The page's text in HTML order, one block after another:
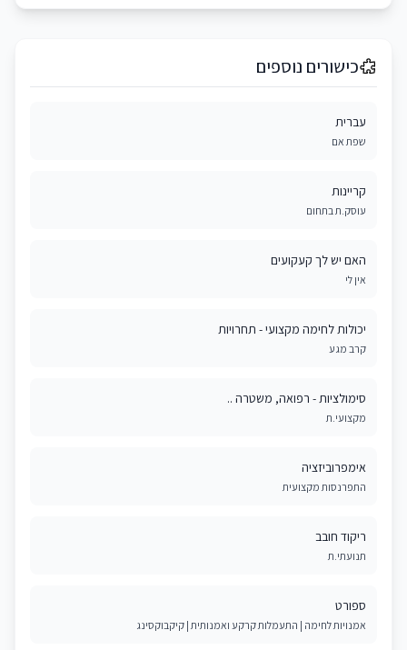
כישורים נוספים
עברית
שפת אם
קריינות
עוסק.ת בתחום
האם יש לך קעקועים
אין לי
יכולות לחימה מקצועי - תחרויות
קרב מגע
סימולציות - רפואה, משטרה ..
מקצועי.ת
אימפרוביזציה
התפרנסות מקצועית
ריקוד חובב
תנועתי.ת
ספורט
אמנויות לחימה | התעמלות קרקע ואמנותית | קיקבוקסינג